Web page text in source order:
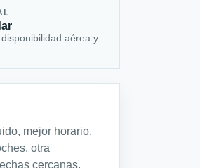
aérea y
mejor horario,
otra
cercanas.